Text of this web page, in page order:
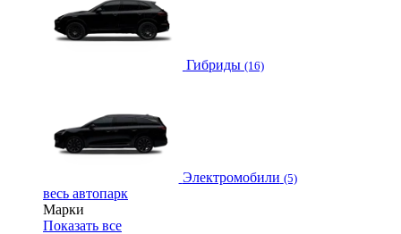
Гибриды (16)
Электромобили (5)
весь автопарк
Марки
Показать все